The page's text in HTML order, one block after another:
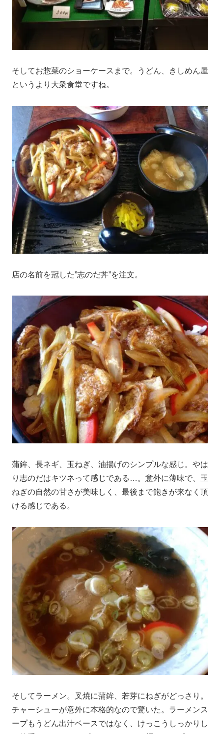
そしてお惣菜のショーケースまで。うどん、きしめん屋
というより大衆食堂ですね。
店の名前を冠した”志のだ丼”を注文。
蒲鉾、長ネギ、玉ねぎ、油揚げのシンプルな感じ。やは
り志のだはキツネって感じである…。意外に薄味で、玉
ねぎの自然の甘さが美味しく、最後まで飽きが来なく頂
ける感じである。
そしてラーメン。叉焼に蒲鉾、若芽にねぎがどっさり。
チャーシューが意外に本格的なので驚いた。ラーメンス
ープもうどん出汁ベースではなく、けっこうしっかりし